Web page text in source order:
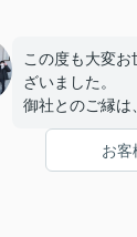
この度も大変
ざいました。
御社とのご縁は
なったことが
当いただきま
親身にご対応
お客